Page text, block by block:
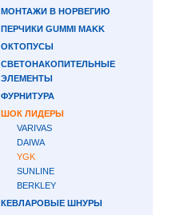
МОНТАЖИ В НОРВЕГИЮ
ПЕРЧИКИ GUMMI MAKK
ОКТОПУСЫ
СВЕТОНАКОПИТЕЛЬНЫЕ
ЭЛЕМЕНТЫ
ФУРНИТУРА
ШОК ЛИДЕРЫ
VARIVAS
DAIWA
YGK
SUNLINE
BERKLEY
КЕВЛАРОВЫЕ ШНУРЫ